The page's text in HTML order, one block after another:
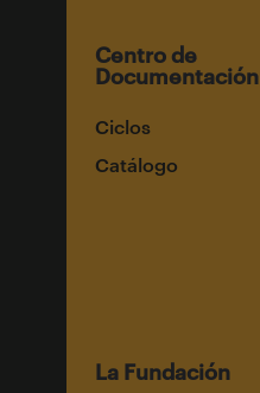
Centro de
Documentación
Ciclos
Catálogo
La Fundación